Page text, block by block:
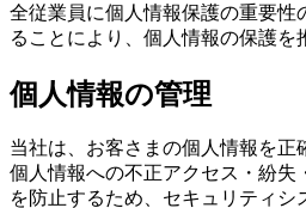
全従業員に個人情報保護の重要性
ることにより、個人情報の保護を
個人情報の管理
当社は、お客さまの個人情報を正
個人情報への不正アクセス・紛失
を防止するため、セキュリティ